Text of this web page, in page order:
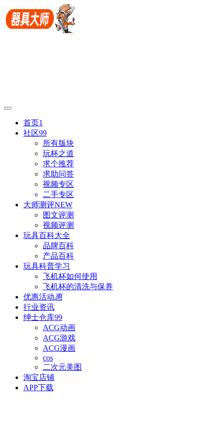
首页1
社区99
所有版块
玩杯之道
求个推荐
求助问答
视频专区
二手专区
大师测评NEW
图文评测
视频评测
玩具百科大全
品牌百科
产品百科
玩具科普学习
飞机杯如何使用
飞机杯的清洗与保养
优惠活动惠
行业资讯
绅士仓库99
ACG动画
ACG游戏
ACG漫画
cos
二次元美图
淘宝店铺
APP下载